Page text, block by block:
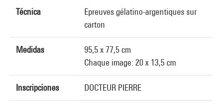
Técnica
Epreuves gélatino-argentiques sur
carton
Medidas
95,5 x 77,5 cm
Chaque image: 20 x 13,5 cm
Inscripciones DOCTEUR PIERRE